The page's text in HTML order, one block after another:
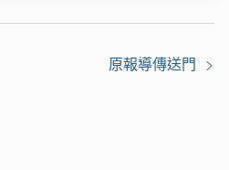
原報導傳送門